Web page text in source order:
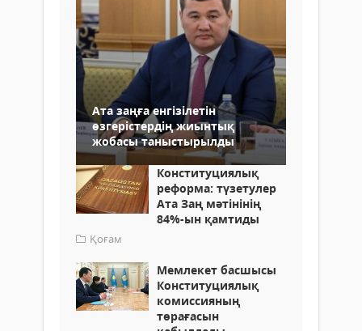
Ата заңға енгізілетін
өзгерістердің жиынтық
жобасы таныстырылды
Конституциялық
реформа: түзетулер
Ата Заң мәтінінің
84%-ын қамтиды
Қоғам
Мемлекет басшысы
Конституциялық
комиссияның
төрағасын